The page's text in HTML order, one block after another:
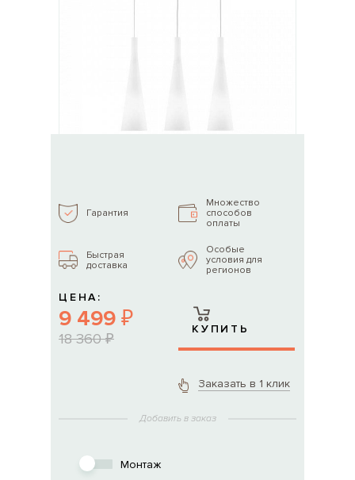
Гарантия
Множество
способов
оплаты
Быстрая
доставка
Особые
условия для
регионов
ЦЕНА:
9 499 ₽
18 360 ₽
КУПИТЬ
Заказать в 1 клик
Добавить в заказ
Монтаж